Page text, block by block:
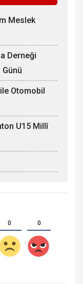
Meslek
Derneği
Günü
Otomobil
U15 Millî
0 0